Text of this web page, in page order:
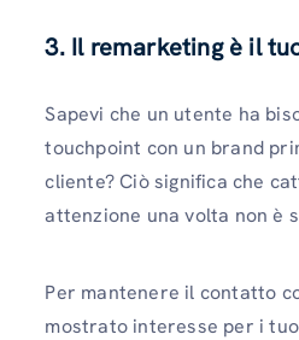
3. Il remarketing è il
Sapevi che un utente ha
touchpoint con un brand
cliente? Ciò significa che
attenzione una volta non è
Per mantenere il contatto
mostrato interesse per i